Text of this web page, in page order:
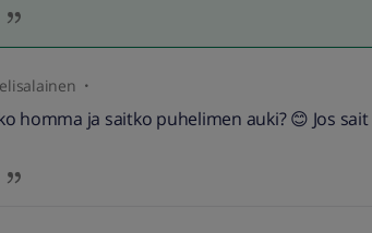
homma ja saitko puhelimen auki? 😊 Jos